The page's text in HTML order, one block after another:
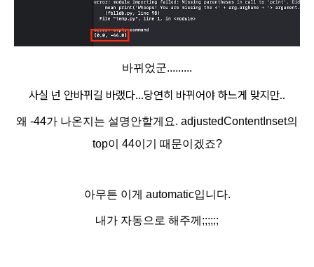
바뀌었군.........
사실 넌 안바뀌길 바랬다...당연히 바뀌어야 하느게 맞지만..
왜 -44가 나온지는 설명안할게요. adjustedContentInset의
top이 44이기 때문이겠죠?
아무튼 이게 automatic입니다.
내가 자동으로 해주께;;;;;;